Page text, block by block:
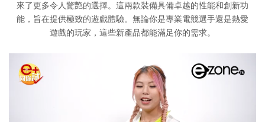
來了更多令人驚艷的選擇。這兩款裝備具備卓越的性能和創新功
能，旨在提供極致的遊戲體驗。無論你是專業電競選手還是熱愛
遊戲的玩家，這些新產品都能滿足你的需求。